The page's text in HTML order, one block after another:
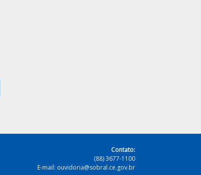
Contato:
(88) 3677-1100
E-mail: ouvidoria@sobral.ce.gov.br